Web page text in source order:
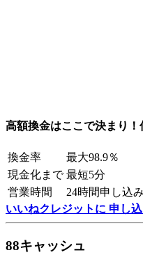
高額換金はここで決まり
換金率
最大98.9％
現金化まで 最短5分
営業時間
24時間申し込
いいねクレジットに 申し
88キャッシュ